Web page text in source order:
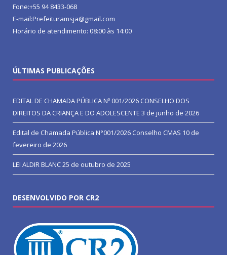
Fone:+55 94 8433-068
E-mail:Prefeituramsja@gmail.com
Horário de atendimento: 08:00 às 14:00
ÚLTIMAS PUBLICAÇÕES
EDITAL DE CHAMADA PÚBLICA Nº 001/2026 CONSELHO DOS
DIREITOS DA CRIANÇA E DO ADOLESCENTE 3 de junho de 2026
Edital de Chamada Pública N°001/2026 Conselho CMAS 10 de
fevereiro de 2026
LEI ALDIR BLANC25 de outubro de 2025
DESENVOLVIDO POR CR2